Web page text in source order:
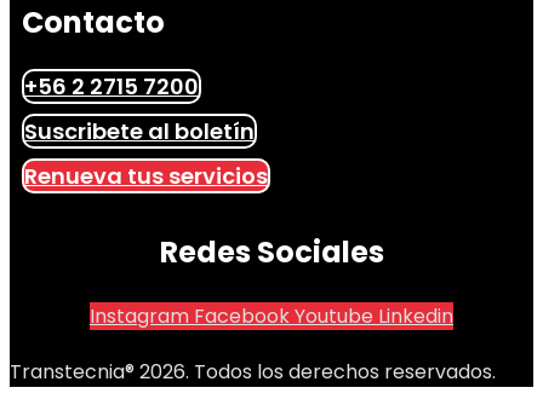
Contacto
+56 2 2715 7200
Suscribete al boletín
Renueva tus servicios
Redes Sociales
Instagram FacebookYoutube Linkedin
Transtecnia® 2026. Todos los derechos reservados.